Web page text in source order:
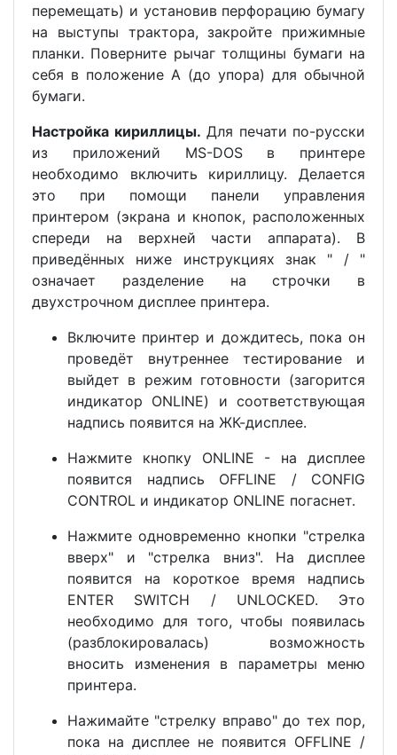
перемещать) и установив перфорацию бумагу
на выступы трактора, закройте прижимные
планки. Поверните рычаг толщины бумаги на
себя в положение А (до упора) для обычной
бумаги.
Настройка кириллицы. Для печати по-русски
из приложений MS-DOS в принтере
необходимо включить кириллицу. Делается
это при помощи панели управления
принтером (экрана и кнопок, расположенных
спереди на верхней части аппарата). В
приведённых ниже инструкциях знак " / "
означает разделение на строчки в
двухстрочном дисплее принтера.
Включите принтер и дождитесь, пока он
проведёт внутреннее тестирование и
выйдет в режим готовности (загорится
индикатор ONLINE) и соответствующая
надпись появится на ЖК-дисплее.
Нажмите кнопку ONLINE - на дисплее
появится надпись OFFLINE / CONFIG
CONTROL и индикатор ONLINE погаснет.
Нажмите одновременно кнопки "стрелка
вверх" и "стрелка вниз". На дисплее
появится на короткое время надпись
ENTER SWITCH / UNLOCKED. Это
необходимо для того, чтобы появилась
(разблокировалась) возможность
вносить изменения в параметры меню
принтера.
Нажимайте "стрелку вправо" до тех пор,
пока на дисплее не появится OFFLINE /